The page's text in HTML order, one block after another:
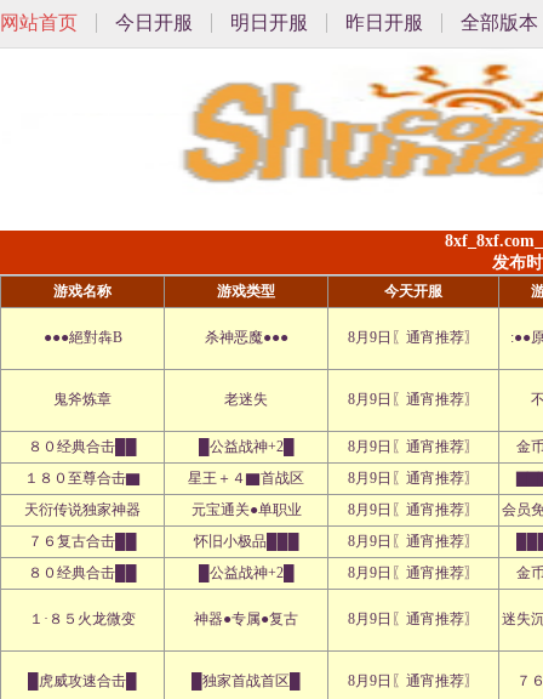
网站首页 今日开服 明日开服 昨日开服 全部版本
发布
游戏名称 游戏类型 今天开服
●●●絕對犇B 杀神恶魔●●● 8月9日〖通宵推荐〗 :●●
鬼斧炼章 老迷失 8月9日〖通宵推荐〗
８０经典合击██ █公益战神+2█ 8月9日〖通宵推荐〗
金
１８０至尊合击▇
星王＋４▇首战区 8月9日〖通宵推荐〗
天衍传说独家神器
元宝通关●单职业 8月9日〖通宵推荐〗
会员
７６复古合击██
怀旧小极品███ 8月9日〖通宵推荐〗
８０经典合击██
█公益战神+2█ 8月9日〖通宵推荐〗 金
１·８５火龙微变 神器●专属●复古 8月9日〖通宵推荐〗 迷失
█虎威攻速合击█ █独家首战首区█ 8月9日〖通宵推荐〗 ７